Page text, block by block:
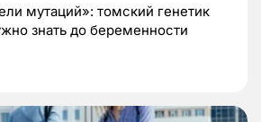
мутаций»: томский генетик
знать до беременности